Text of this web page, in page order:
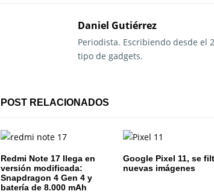
n
d
e
Daniel Gutiérrez
Periodista. Escribiendo desde el
tipo de gadgets.
POST RELACIONADOS
Redmi Note 17 llega en
versión modificada:
Snapdragon 4 Gen 4 y
batería de 8.000 mAh
Google Pixel 11, se
nuevas imágenes